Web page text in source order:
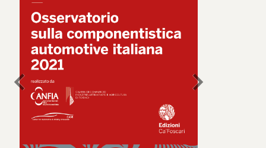
chevron_left chevron_right